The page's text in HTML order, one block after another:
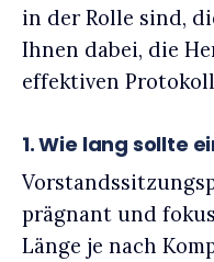
in der Rolle sind,
Ihnen dabei, die
effektiven
1. Wie lang sollte
prägnant und
Länge je nach